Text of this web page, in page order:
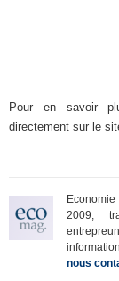
Pour en savoir
directement sur le
2009,
nous